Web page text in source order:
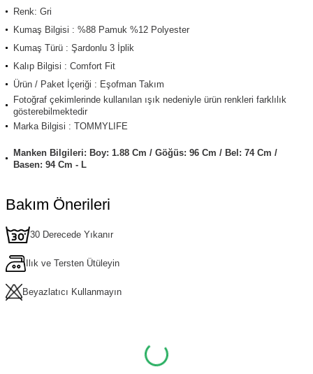
Renk: Gri
Kumaş Bilgisi : %88 Pamuk %12 Polyester
Kumaş Türü : Şardonlu 3 İplik
Kalıp Bilgisi : Comfort Fit
Ürün / Paket İçeriği : Eşofman Takım
Fotoğraf çekimlerinde kullanılan ışık nedeniyle ürün renkleri farklılık
gösterebilmektedir
Marka Bilgisi : TOMMYLIFE
Manken Bilgileri: Boy: 1.88 Cm / Göğüs: 96 Cm / Bel: 74 Cm /
Basen: 94 Cm - L
Bakım Önerileri
30 Derecede Yıkanır
Ilık ve Tersten Ütüleyin
Beyazlatıcı Kullanmayın